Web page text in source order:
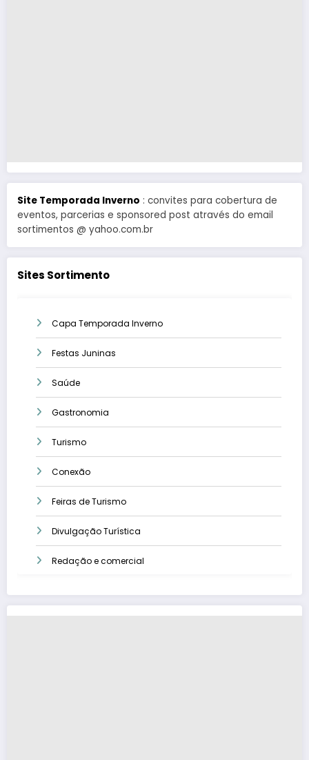
Site Temporada Inverno : convites para cobertura de
eventos, parcerias e sponsored post através do email
sortimentos @ yahoo.com.br
Sites Sortimento
Capa Temporada Inverno
Festas Juninas
Saúde
Gastronomia
Turismo
Conexão
Feiras de Turismo
Divulgação Turística
Redação e comercial